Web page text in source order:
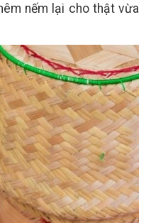
nếm lại cho thật vừa